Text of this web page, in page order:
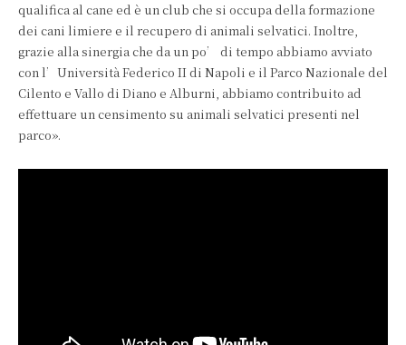
qualifica al cane ed è un club che si occupa della formazione
dei cani limiere e il recupero di animali selvatici. Inoltre,
grazie alla sinergia che da un po’ di tempo abbiamo avviato
con l’Università Federico II di Napoli e il Parco Nazionale del
Cilento e Vallo di Diano e Alburni, abbiamo contribuito ad
effettuare un censimento su animali selvatici presenti nel
parco».